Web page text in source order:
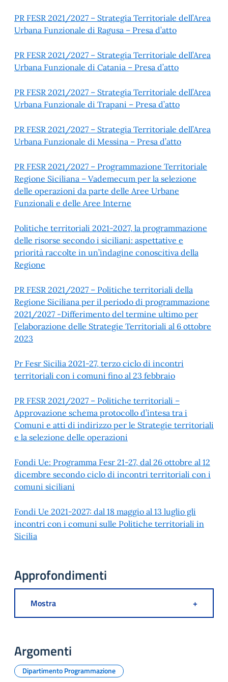
PR FESR 2021/2027 – Strategia Territoriale dell’Area
Urbana Funzionale di Ragusa – Presa d’atto
PR FESR 2021/2027 – Strategia Territoriale dell’Area
Urbana Funzionale di Catania – Presa d’atto
PR FESR 2021/2027 – Strategia Territoriale dell’Area
Urbana Funzionale di Trapani – Presa d’atto
PR FESR 2021/2027 – Strategia Territoriale dell’Area
Urbana Funzionale di Messina – Presa d’atto
PR FESR 2021/2027 – Programmazione Territoriale
Regione Siciliana – Vademecum per la selezione
delle operazioni da parte delle Aree Urbane
Funzionali e delle Aree Interne
Politiche territoriali 2021-2027, la programmazione
delle risorse secondo i siciliani: aspettative e
priorità raccolte in un’indagine conoscitiva della
Regione
PR FESR 2021/2027 – Politiche territoriali della
Regione Siciliana per il periodo di programmazione
2021/2027 -Differimento del termine ultimo per
l’elaborazione delle Strategie Territoriali al 6 ottobre
2023
Pr Fesr Sicilia 2021-27, terzo ciclo di incontri
territoriali con i comuni fino al 23 febbraio
PR FESR 2021/2027 – Politiche territoriali –
Approvazione schema protocollo d’intesa tra i
Comuni e atti di indirizzo per le Strategie territoriali
e la selezione delle operazioni
Fondi Ue: Programma Fesr 21-27, dal 26 ottobre al 12
dicembre secondo ciclo di incontri territoriali con i
comuni siciliani
Fondi Ue 2021-2027: dal 18 maggio al 13 luglio gli
incontri con i comuni sulle Politiche territoriali in
Sicilia
Approfondimenti
Mostra +
Argomenti
Dipartimento Programmazione